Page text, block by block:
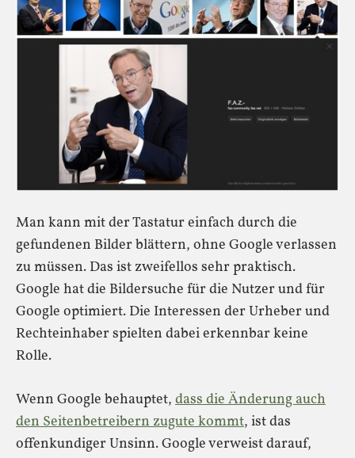
Man kann mit der Tastatur einfach durch die
gefundenen Bilder blättern, ohne Google verlassen
zu müssen. Das ist zweifellos sehr praktisch.
Google hat die Bildersuche für die Nutzer und für
Google optimiert. Die Interessen der Urheber und
Rechteinhaber spielten dabei erkennbar keine
Rolle.
Wenn Google behauptet, dass die Änderung auch
den Seitenbetreibern zugute kommt, ist das
offenkundiger Unsinn. Google verweist darauf,